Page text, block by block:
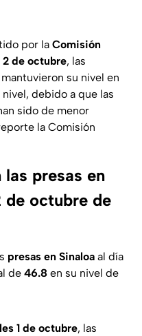
por la Comisión
2 de octubre, las
mantuvieron su nivel en
debido a que las
sido de menor
la Comisión
las presas en
de octubre de
presas en Sinaloa al día
de 46.8 en su nivel de
1 de octubre, las